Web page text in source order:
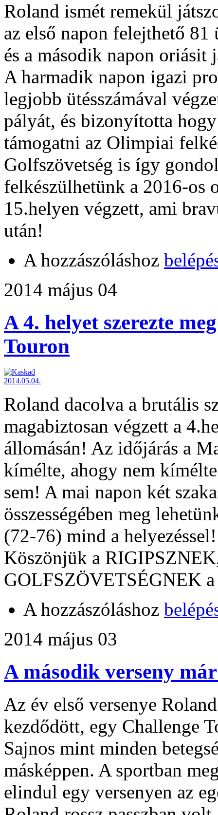
Roland ismét remekül
az első napon felejthető 81
és a második napon
A harmadik napon igazi
legjobb ütésszámával
pályát, és bizonyította
támogatni az Olimpiai
Golfszövetség is így
felkészülhetünk a 2016-os
15.helyen végzett, ami
után!
A hozzászóláshoz
2014 május 04
A 4. helyet szerezte
Touron
Roland dacolva a brutális
magabiztosan végzett a
állomásán! Az időjárás a
kímélte, ahogy nem
sem! A mai napon két
összességében meg
(72-76) mind a
Köszönjük a
GOLFSZÖVETSÉGNEK a
A hozzászóláshoz
2014 május 03
A második verseny
Az év első versenye
kezdődött, egy Challenge
Sajnos mint minden
másképpen. A sportban
elindul egy versenyen az